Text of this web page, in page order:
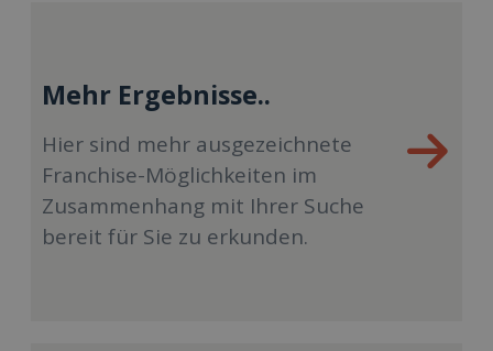
Mehr Ergebnisse..
Hier sind mehr ausgezeichnete
Franchise-Möglichkeiten im
Zusammenhang mit Ihrer Suche
bereit für Sie zu erkunden.